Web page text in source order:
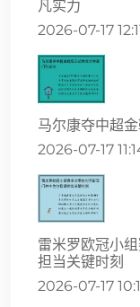
凡实力
2026-07-17
马尔康夺中超
2026-07-17
雷米罗欧冠小
担当关键时刻
2026-07-17